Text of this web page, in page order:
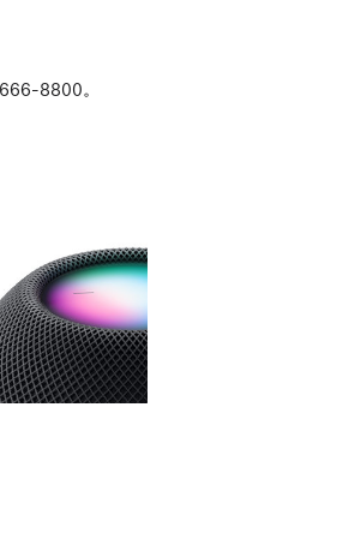
8800。
图库 图像 5